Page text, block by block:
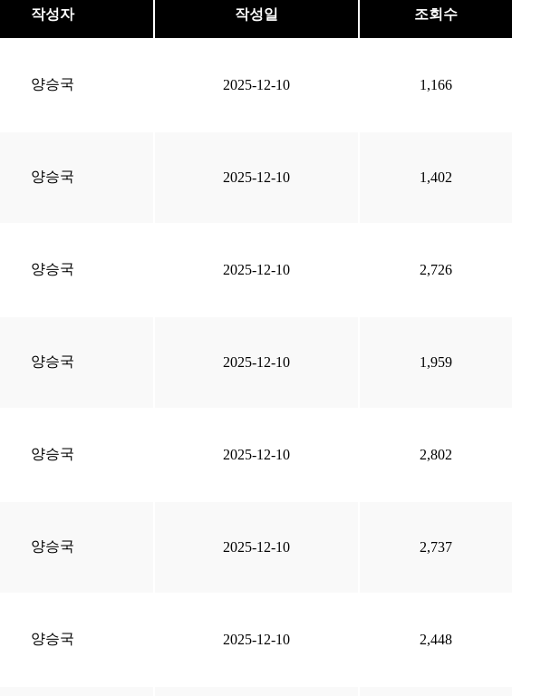
작성자 작성일 조회수
양승국 2025-12-10 1,166
양승국 2025-12-10 1,402
양승국 2025-12-10 2,726
양승국 2025-12-10 1,959
양승국 2025-12-10 2,802
양승국 2025-12-10 2,737
양승국 2025-12-10 2,448